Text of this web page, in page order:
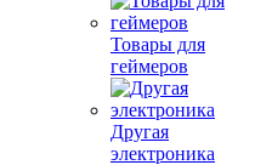
Товары для
геймеров
Другая
электроника